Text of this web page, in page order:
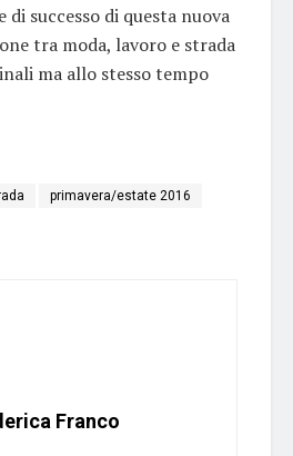
di successo di questa nuova
tra moda, lavoro e strada
ma allo stesso tempo
primavera/estate 2016
Franco